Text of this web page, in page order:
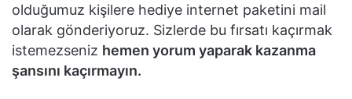
olduğumuz kişilere hediye internet paketini mail
olarak gönderiyoruz. Sizlerde bu fırsatı kaçırmak
istemezseniz hemen yorum yaparak kazanma
şansını kaçırmayın.